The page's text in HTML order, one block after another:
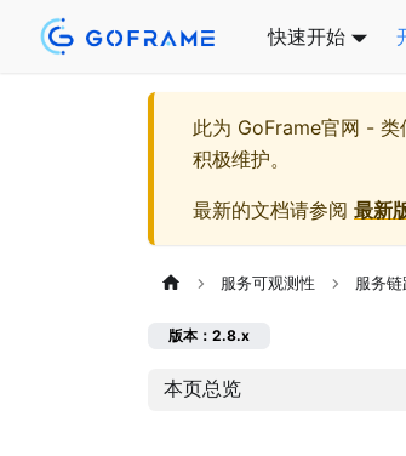
快速开始
此为 GoFrame官网 -
积极维护。
最新的文档请参阅 最新
服务可观测性 服务
版本：2.8.x
本页总览